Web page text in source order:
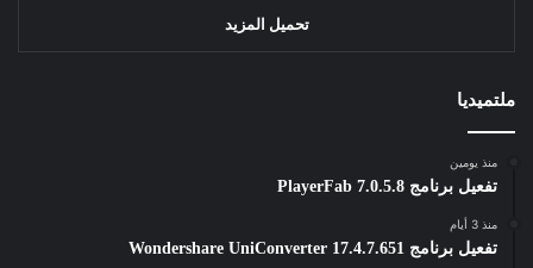
تحميل المزيد
ملتميديا
منذ يومين
تفعيل برنامج PlayerFab 7.0.5.8
منذ 3 أيام
تفعيل برنامج Wondershare UniConverter 17.4.7.651